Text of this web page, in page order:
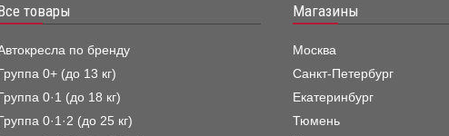
товары
по бренду
0+ (до 13 кг)
0·1 (до 18 кг)
0·1·2 (до 25 кг)
Магазины
Москва
Санкт-Петербург
Екатеринбург
Тюмень